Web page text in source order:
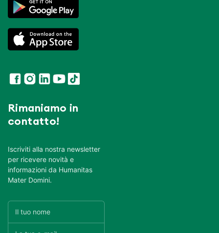
Rimaniamo in
contatto!
Iscriviti alla nostra newsletter
per ricevere novità e
informazioni da Humanitas
Mater Domini.